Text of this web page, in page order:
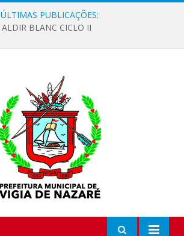
ÚLTIMAS PUBLICAÇÕES:
ALDIR BLANC CICLO II